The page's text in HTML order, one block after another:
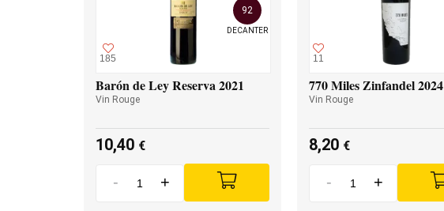
185
92
DECANTER
Barón de Ley Reserva 2021
Vin Rouge
10,40 €
- +
11
770 Miles Zinfandel 2024
Vin Rouge
8,20 €
- +